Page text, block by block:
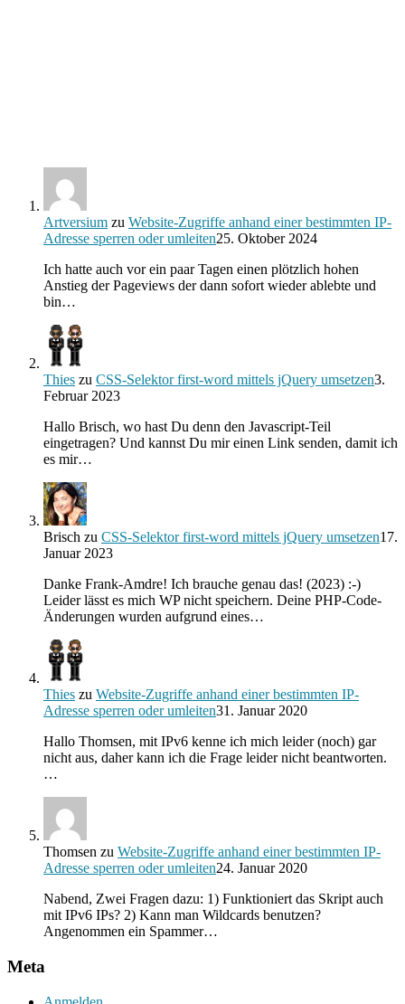
Artversium zu Website-Zugriffe anhand einer bestimmten IP-
Adresse sperren oder umleiten25. Oktober 2024
Ich hatte auch vor ein paar Tagen einen plötzlich hohen
Anstieg der Pageviews der dann sofort wieder ablebte und
bin…
Thies zu CSS-Selektor first-word mittels jQuery umsetzen3.
Februar 2023
Hallo Brisch, wo hast Du denn den Javascript-Teil
eingetragen? Und kannst Du mir einen Link senden, damit ich
es mir…
Brisch zu CSS-Selektor first-word mittels jQuery umsetzen17.
Januar 2023
Danke Frank-Amdre! Ich brauche genau das! (2023) :-)
Leider lässt es mich WP nicht speichern. Deine PHP-Code-
Änderungen wurden aufgrund eines…
Thies zu Website-Zugriffe anhand einer bestimmten IP-
Adresse sperren oder umleiten31. Januar 2020
Hallo Thomsen, mit IPv6 kenne ich mich leider (noch) gar
nicht aus, daher kann ich die Frage leider nicht beantworten.
…
Thomsen zu Website-Zugriffe anhand einer bestimmten IP-
Adresse sperren oder umleiten24. Januar 2020
Nabend, Zwei Fragen dazu: 1) Funktioniert das Skript auch
mit IPv6 IPs? 2) Kann man Wildcards benutzen?
Angenommen ein Spammer…
Meta